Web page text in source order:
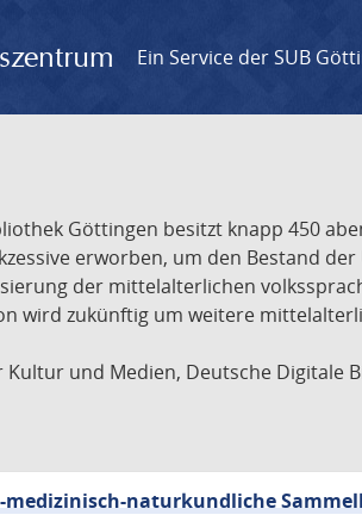
Ein Service der SUB
Göttingen besitzt knapp 450
erworben, um den Bestand
der mittelalterlichen
wird zukünftig um weitere
und Medien, Deutsche Digitale
medizinisch-naturkundliche